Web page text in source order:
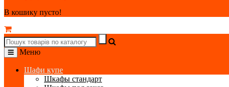
В кошику пусто!
Меню
Шафи купе
Шкафы стандарт